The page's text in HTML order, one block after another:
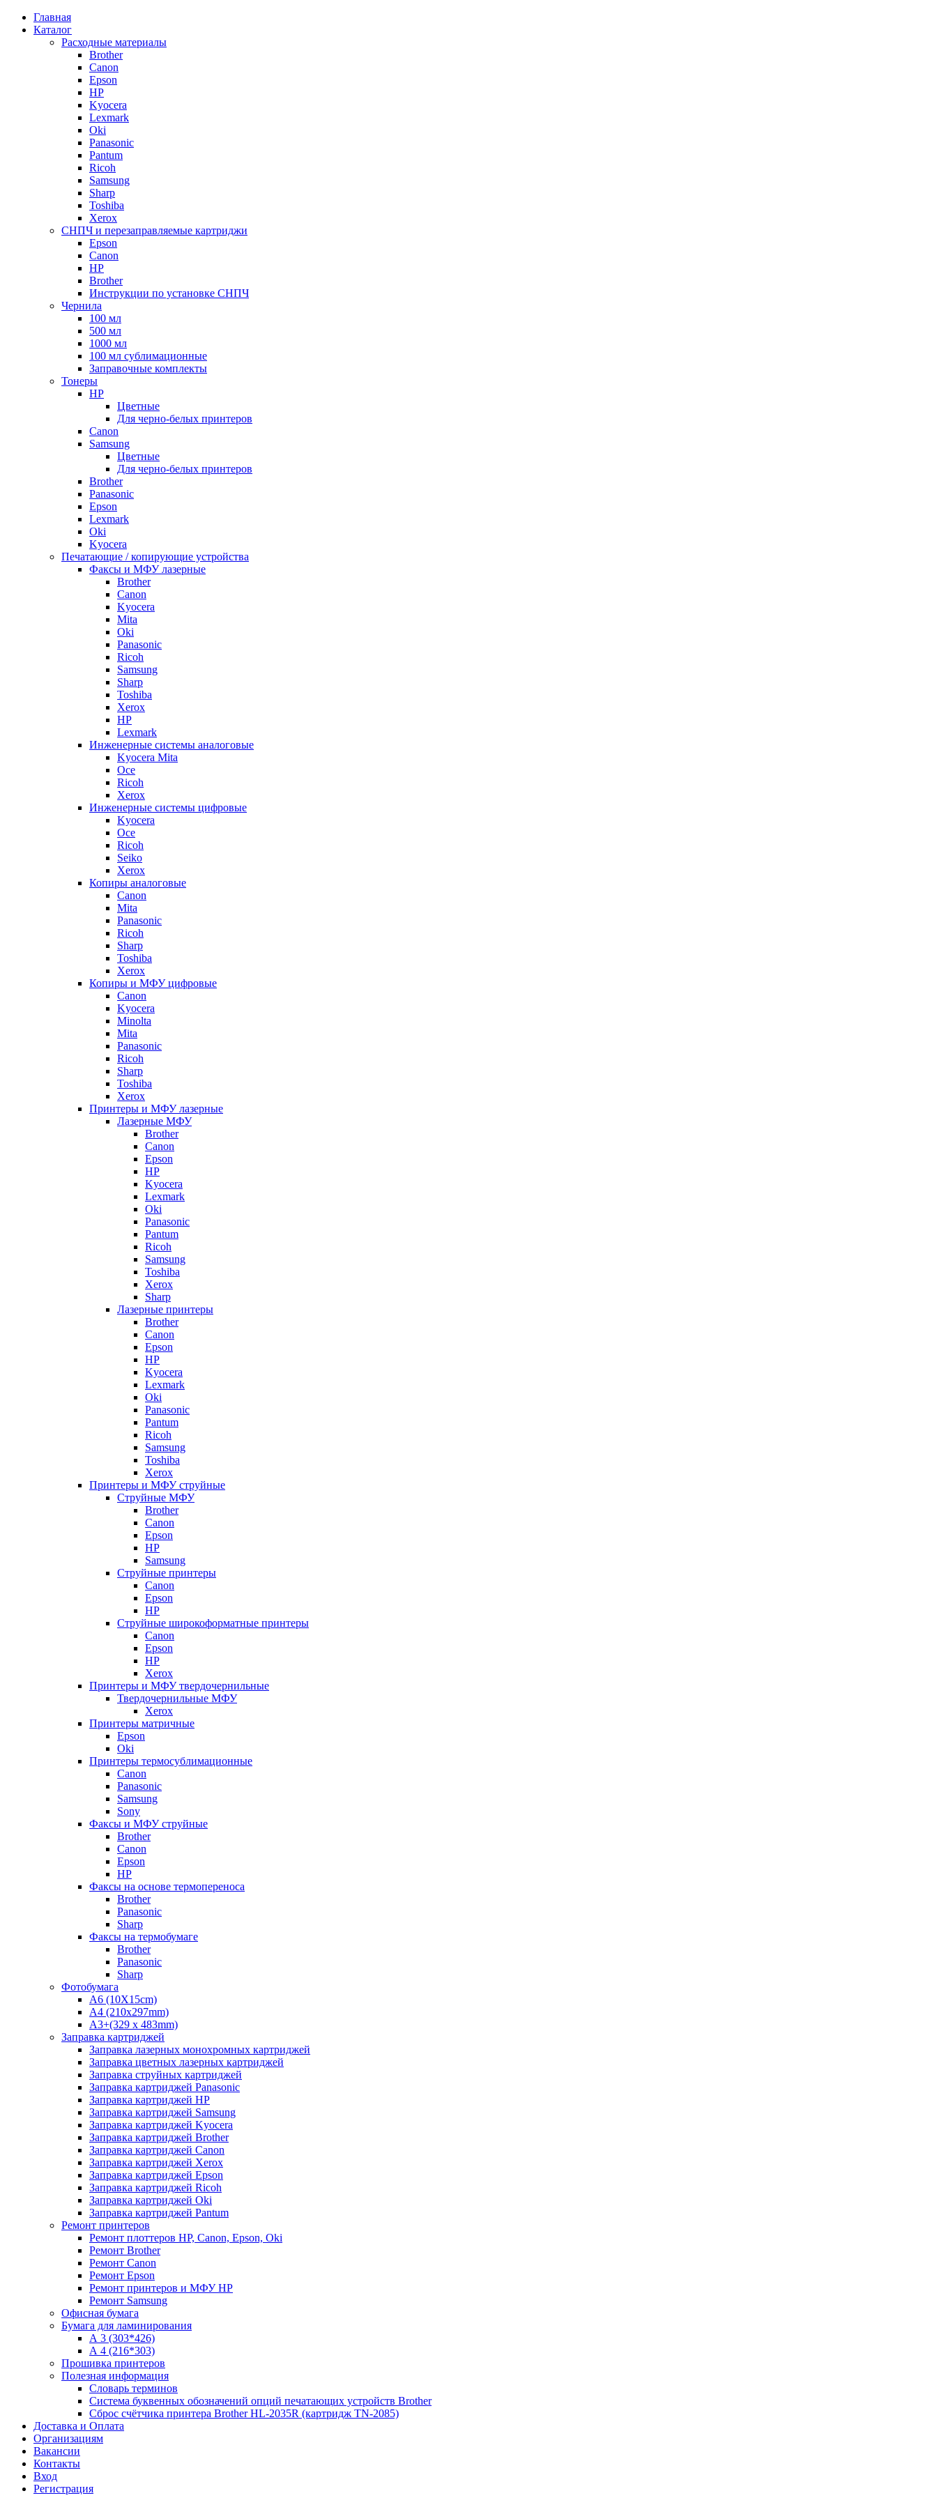
Главная
Каталог
Расходные материалы
Brother
Canon
Epson
HP
Kyocera
Lexmark
Oki
Panasonic
Pantum
Ricoh
Samsung
Sharp
Toshiba
Xerox
СНПЧ и перезаправляемые картриджи
Epson
Canon
HP
Brother
Инструкции по установке СНПЧ
Чернила
100 мл
500 мл
1000 мл
100 мл сублимационные
Заправочные комплекты
Тонеры
HP
Цветные
Для черно-белых принтеров
Canon
Samsung
Цветные
Для черно-белых принтеров
Brother
Panasonic
Epson
Lexmark
Oki
Kyocera
Печатающие / копирующие устройства
Факсы и МФУ лазерные
Brother
Canon
Kyocera
Mita
Oki
Panasonic
Ricoh
Samsung
Sharp
Toshiba
Xerox
HP
Lexmark
Инженерные системы аналоговые
Kyocera Mita
Oce
Ricoh
Xerox
Инженерные системы цифровые
Kyocera
Oce
Ricoh
Seiko
Xerox
Копиры аналоговые
Canon
Mita
Panasonic
Ricoh
Sharp
Toshiba
Xerox
Копиры и МФУ цифровые
Canon
Kyocera
Minolta
Mita
Panasonic
Ricoh
Sharp
Toshiba
Xerox
Принтеры и МФУ лазерные
Лазерные МФУ
Brother
Canon
Epson
HP
Kyocera
Lexmark
Oki
Panasonic
Pantum
Ricoh
Samsung
Toshiba
Xerox
Sharp
Лазерные принтеры
Brother
Canon
Epson
HP
Kyocera
Lexmark
Oki
Panasonic
Pantum
Ricoh
Samsung
Toshiba
Xerox
Принтеры и МФУ струйные
Струйные МФУ
Brother
Canon
Epson
HP
Samsung
Струйные принтеры
Canon
Epson
HP
Струйные широкоформатные принтеры
Canon
Epson
HP
Xerox
Принтеры и МФУ твердочернильные
Твердочернильные МФУ
Xerox
Принтеры матричные
Epson
Oki
Принтеры термосублимационные
Canon
Panasonic
Samsung
Sony
Факсы и МФУ струйные
Brother
Canon
Epson
HP
Факсы на основе термопереноса
Brother
Panasonic
Sharp
Факсы на термобумаге
Brother
Panasonic
Sharp
Фотобумага
A6 (10X15cm)
A4 (210x297mm)
А3+(329 x 483mm)
Заправка картриджей
Заправка лазерных монохромных картриджей
Заправка цветных лазерных картриджей
Заправка струйных картриджей
Заправка картриджей Panasonic
Заправка картриджей HP
Заправка картриджей Samsung
Заправка картриджей Kyocera
Заправка картриджей Brother
Заправка картриджей Canon
Заправка картриджей Xerox
Заправка картриджей Epson
Заправка картриджей Ricoh
Заправка картриджей Oki
Заправка картриджей Pantum
Ремонт принтеров
Ремонт плоттеров HP, Canon, Epson, Oki
Ремонт Brother
Ремонт Canon
Ремонт Epson
Ремонт принтеров и МФУ HP
Ремонт Samsung
Офисная бумага
Бумага для ламинирования
А 3 (303*426)
А 4 (216*303)
Прошивка принтеров
Полезная информация
Словарь терминов
Система буквенных обозначений опций печатающих устройств Brother
Сброс счётчика принтера Brother HL-2035R (картридж TN-2085)
Доставка и Оплата
Организациям
Вакансии
Контакты
Вход
Регистрация